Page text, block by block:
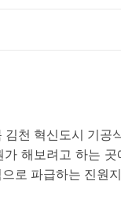
김천 혁신도시 기
해보려고 하는
로 파급하는 진원